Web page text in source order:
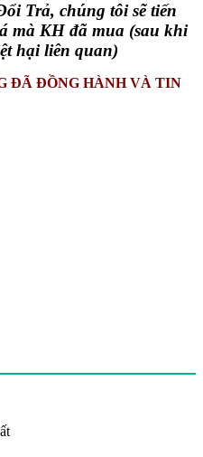
Trả, chúng tôi sẽ tiến
mà KH đã mua (sau khi
hại liên quan)
ĐÃ ĐỒNG HÀNH VÀ TIN